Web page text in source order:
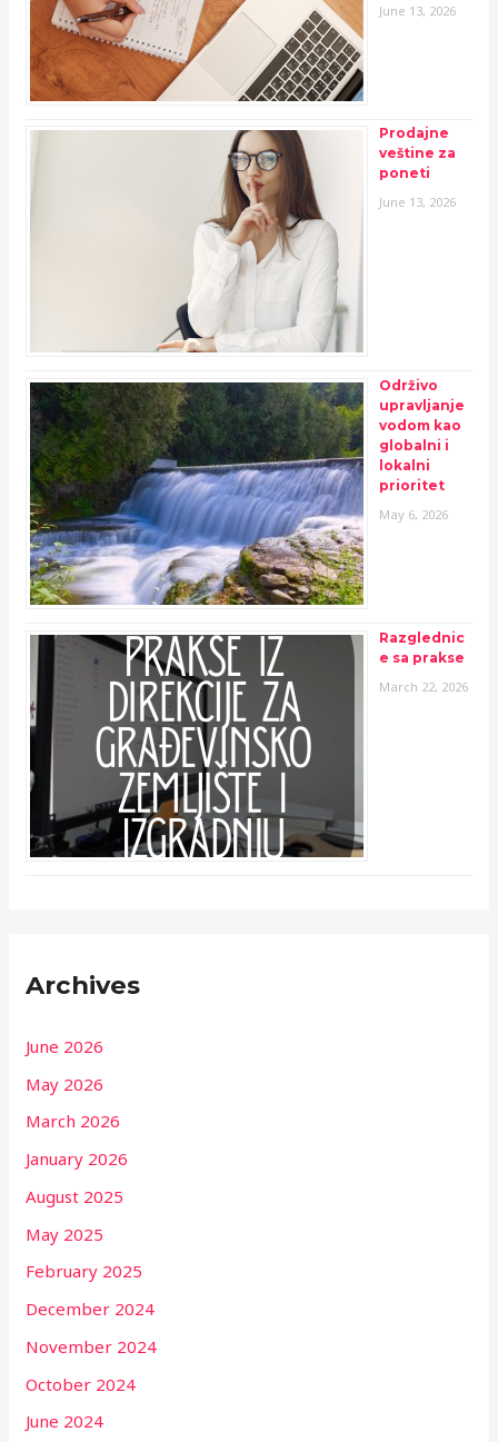
June 13, 2026
Prodajne
veštine za
poneti
June 13, 2026
Održivo
upravljanje
vodom kao
globalni i
lokalni
prioritet
May 6, 2026
Razglednic
e sa prakse
March 22, 2026
Archives
June 2026
May 2026
March 2026
January 2026
August 2025
May 2025
February 2025
December 2024
November 2024
October 2024
June 2024